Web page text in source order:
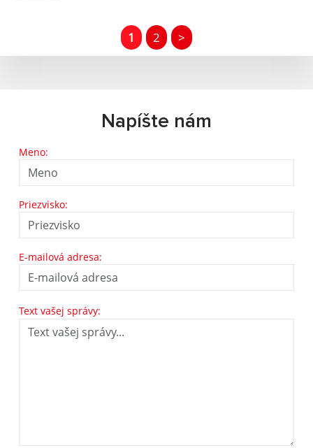
1 2 >
Napíšte nám
Meno:
Priezvisko:
E-mailová adresa:
Text vašej správy: